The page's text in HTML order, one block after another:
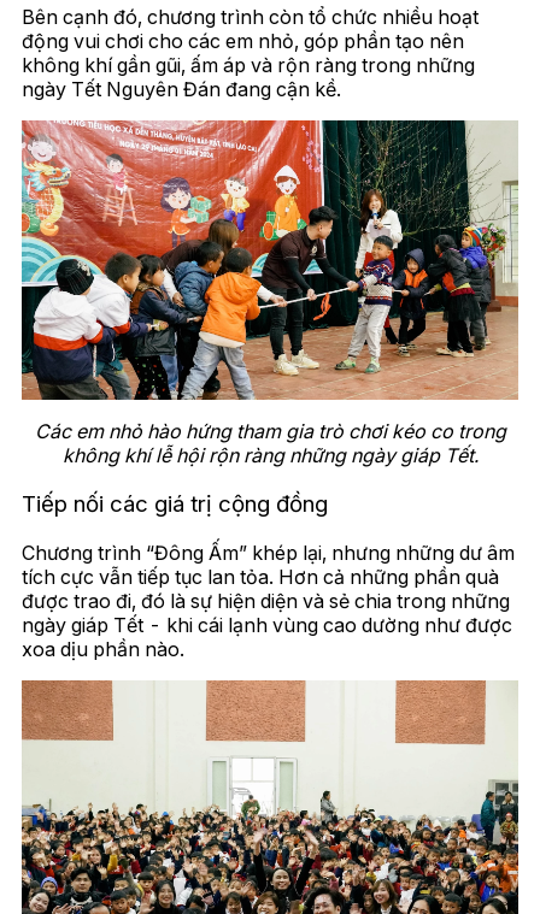
Bên cạnh đó, chương trình còn tổ chức nhiều hoạt
động vui chơi cho các em nhỏ, góp phần tạo nên
không khí gần gũi, ấm áp và rộn ràng trong những
ngày Tết Nguyên Đán đang cận kề.
Các em nhỏ hào hứng tham gia trò chơi kéo co trong
không khí lễ hội rộn ràng những ngày giáp Tết.
Tiếp nối các giá trị cộng đồng
Chương trình “Đông Ấm” khép lại, nhưng những dư âm
tích cực vẫn tiếp tục lan tỏa. Hơn cả những phần quà
được trao đi, đó là sự hiện diện và sẻ chia trong những
ngày giáp Tết - khi cái lạnh vùng cao dường như được
xoa dịu phần nào.